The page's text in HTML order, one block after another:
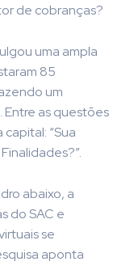
de cobranças?
uma ampla
85
um
Entre as questões
“Sua
abaixo, a
do SAC e
se
aponta